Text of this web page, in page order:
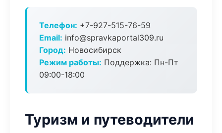
Телефон: +7-927-515-76-59
Email: info@spravkaportal309.ru
Город: Новосибирск
Режим работы: Поддержка: Пн-Пт
09:00-18:00
Туризм и путеводители